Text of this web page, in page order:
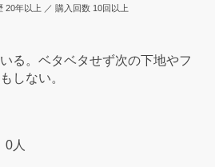
20年以上 ／ 購入回数 10回以上
る。ベタベタせず次の下地やフ
しない。
0 人